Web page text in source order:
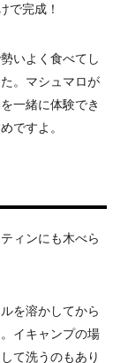
で完成！
いよく食べてし
。マシュマロが
一緒に体験でき
ですよ。
ィンにも木べら
を溶かしてから
イキャンプの場
て洗うのもあり